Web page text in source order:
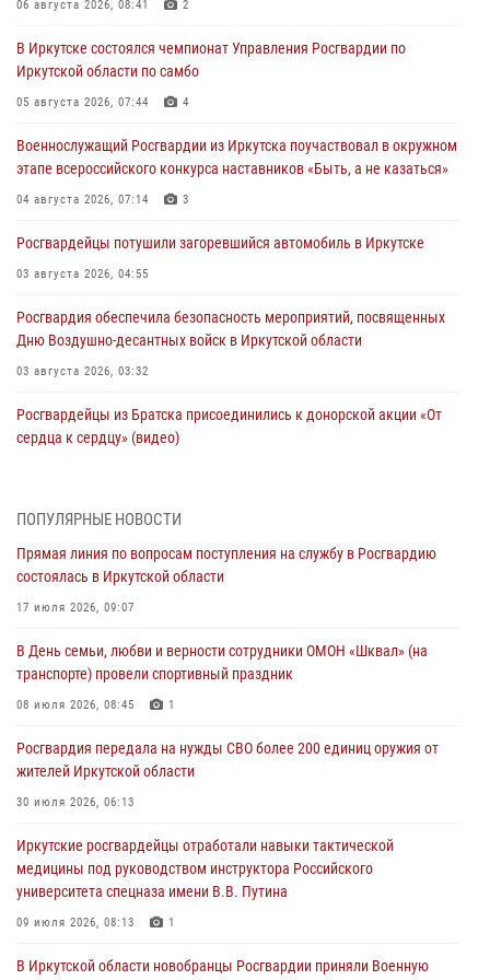
06 августа 2026, 08:41 2
В Иркутске состоялся чемпионат Управления Росгвардии по
Иркутской области по самбо
05 августа 2026, 07:44 4
Военнослужащий Росгвардии из Иркутска поучаствовал в окружном
этапе всероссийского конкурса наставников «Быть, а не казаться»
04 августа 2026, 07:14 3
Росгвардейцы потушили загоревшийся автомобиль в Иркутске
03 августа 2026, 04:55
Росгвардия обеспечила безопасность мероприятий, посвященных
Дню Воздушно-десантных войск в Иркутской области
03 августа 2026, 03:32
Росгвардейцы из Братска присоединились к донорской акции «От
сердца к сердцу» (видео)
Сотрудники Росгвардии нашли и вернули родственникам
30 июля 2026, 07:37
Росгвардия передала на нужды СВО более 200 единиц оружия от
30 июля 2026, 06:13
При силовой поддержке СОБР Росгвардии в Иркутской области
30 июля 2026, 04:19
В честь 10-летия Росгвардии сотрудники вневедомственной охраны
в ведомстве
29 июля 2026, 03:44 2
ПОПУЛЯРНЫЕ НОВОСТИ
Прямая линия по вопросам поступления на службу в Росгвардию
состоялась в Иркутской области
17 июля 2026, 09:07
В День семьи, любви и верности сотрудники ОМОН «Шквал» (на
транспорте) провели спортивный праздник
08 июля 2026, 08:45 1
Росгвардия передала на нужды СВО более 200 единиц оружия от
жителей Иркутской области
30 июля 2026, 06:13
Иркутские росгвардейцы отработали навыки тактической
медицины под руководством инструктора Российского
университета спецназа имени В.В. Путина
09 июля 2026, 08:13 1
В Иркутской области новобранцы Росгвардии приняли Военную